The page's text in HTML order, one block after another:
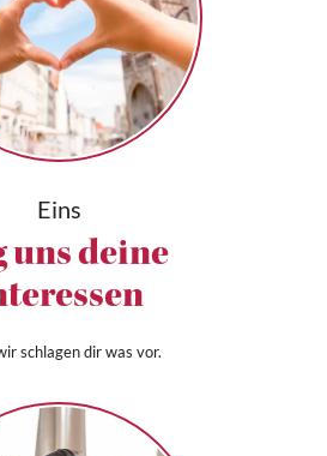
Eins
uns deine
schlagen dir was vor.